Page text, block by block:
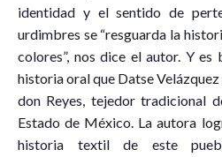
identidad y el sentido de
urdimbres se “resguarda la
colores”, nos dice el autor. Y
historia oral que Datse
don Reyes, tejedor tradicional
Estado de México. La autora
historia textil de este